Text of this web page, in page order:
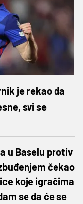
je rekao da
svi se
u Baselu protiv
čekao
koje igračima
se da će se